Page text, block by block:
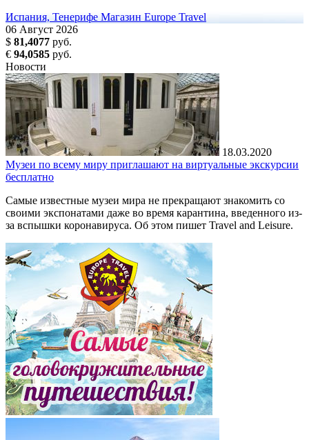
Испания, Тенерифе Магазин Europe Travel
06 Август 2026
$ 81,4077 руб.
€ 94,0585 руб.
Новости
18.03.2020
Музеи по всему миру приглашают на виртуальные экскурсии
бесплатно
Самые известные музеи мира не прекращают знакомить со
своими экспонатами даже во время карантина, введенного из-
за вспышки коронавируса. Об этом пишет Travel and Leisure.